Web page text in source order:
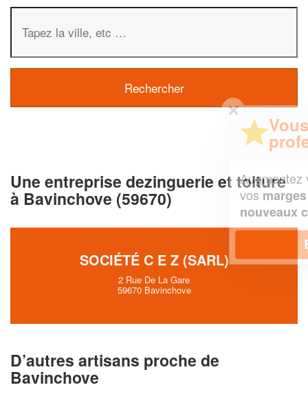
Une entreprise dezinguerie et toiture
à Bavinchove (59670)
SOCIÉTÉ C E Z (SARL)
2 Rue De La Gare
59670 Bavinchove
D’autres artisans proche de
Bavinchove
✕
Augmentez votrechiffre d'affaireset
vos margestout en gagnant de
nouveaux clients